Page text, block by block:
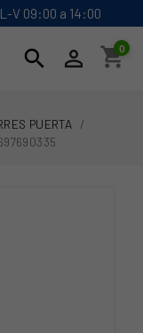
V 09:00 a 14:00
search  shopping_cart
0
PUERTA